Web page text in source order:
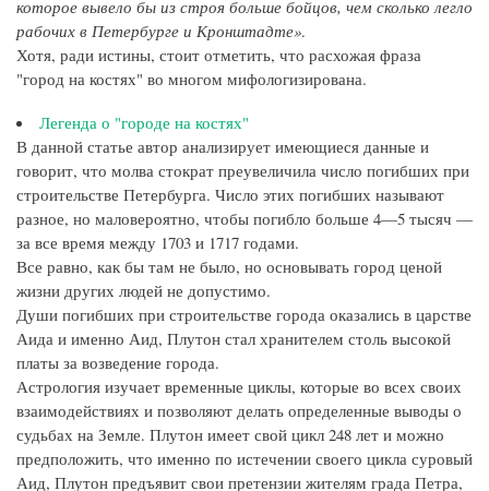
которое вывело бы из строя больше бойцов, чем сколько легло
рабочих в Петербурге и Кронштадте».
Хотя, ради истины, стоит отметить, что расхожая фраза
"город на костях" во многом мифологизирована.
Легенда о "городе на костях"
В данной статье автор анализирует имеющиеся данные и
говорит, что молва стократ преувеличила число погибших при
строительстве Петербурга. Число этих погибших называют
разное, но маловероятно, чтобы погибло больше 4—5 тысяч —
за все время между 1703 и 1717 годами.
Все равно, как бы там не было, но основывать город ценой
жизни других людей не допустимо.
Души погибших при строительстве города оказались в царстве
Аида и именно Аид, Плутон стал хранителем столь высокой
платы за возведение города.
Астрология изучает временные циклы, которые во всех своих
взаимодействиях и позволяют делать определенные выводы о
судьбах на Земле. Плутон имеет свой цикл 248 лет и можно
предположить, что именно по истечении своего цикла суровый
Аид, Плутон предъявит свои претензии жителям града Петра,